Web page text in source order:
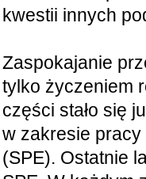
kwestii innych
Zaspokajanie
tylko życzeniem
części stało się
w zakresie
(SPE). Ostatnie